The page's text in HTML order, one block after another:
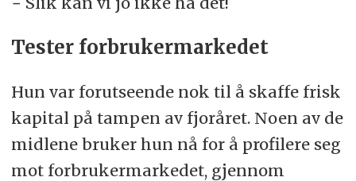
Tester forbrukermarkedet
Hun var forutseende nok til å skaffe frisk
kapital på tampen av fjoråret. Noen av de
midlene bruker hun nå for å profilere seg
mot forbrukermarkedet, gjennom